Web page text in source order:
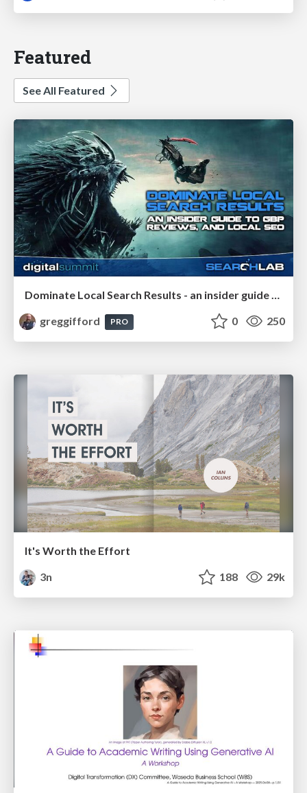
Featured
See All Featured
Dominate Local Search Results - an insider guide to GBP, reviews, and Local SEO
greggifford
PRO 0 250
It's Worth the Effort
3n
188 29k